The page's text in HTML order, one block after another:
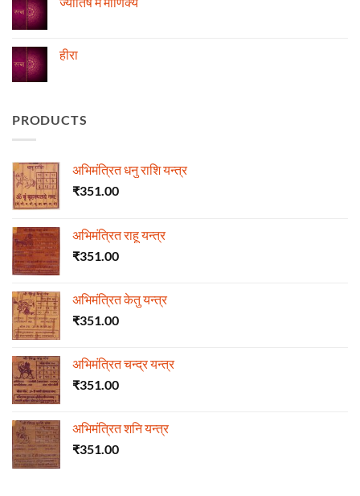
की
ज्योतिष
मेंहीरा
PRODUCTS
अभिमंत्रित धनु राशि यन्त्र
₹351.00
अभिमंत्रित राहू यन्त्र
₹351.00
अभिमंत्रित केतु यन्त्र
₹351.00
अभिमंत्रित चन्द्र यन्त्र
₹351.00
अभिमंत्रित शनि यन्त्र
₹351.00